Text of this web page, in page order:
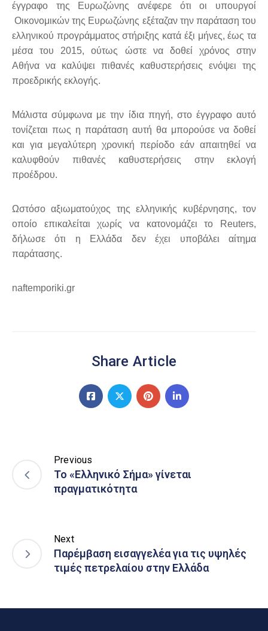
έγγραφο της Ευρωζώνης ανέφερε ότι οι υπουργοί
Οικονομικών της Ευρωζώνης εξέταζαν την παράταση του
ελληνικού προγράμματος στήριξης κατά έξι μήνες, έως τα
μέσα του 2015, ούτως ώστε να δοθεί χρόνος στην
Αθήνα να καλύψει πιθανές καθυστερήσεις ενόψει της
προεδρικής εκλογής.
Μάλιστα σύμφωνα με την ίδια πηγή, στο έγγραφο αυτό
τονίζεται πως η παράταση αυτή θα μπορούσε να δοθεί
και για μεγαλύτερη χρονική περίοδο εάν απαιτηθεί να
καλυφθούν πιθανές καθυστερήσεις στην εκλογή
προέδρου.
Ωστόσο αξιωματούχος της ελληνικής κυβέρνησης, τον
οποίο επικαλείται χωρίς να κατονομάζει το Reuters,
δήλωσε ότι η Ελλάδα δεν έχει υποβάλει αίτημα
παράτασης.
naftemporiki.gr
Share Article
Previous
Το «Ελληνικό Σήμα» γίνεται
πραγματικότητα
Next
Παρέμβαση εισαγγελέα για τις υψηλές
τιμές πετρελαίου στην Ελλάδα